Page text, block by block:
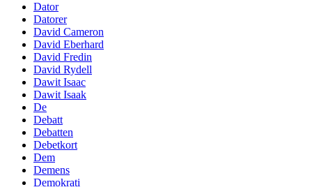
Dator
Datorer
David Cameron
David Eberhard
David Fredin
David Rydell
Dawit Isaac
Dawit Isaak
De
Debatt
Debatten
Debetkort
Dem
Demens
Demokrati